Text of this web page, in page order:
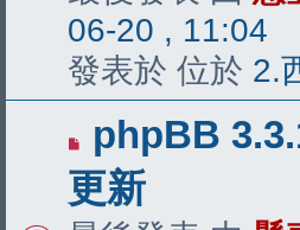
06-20 , 11:04
發表於 位於 2.
有
新
文
phpBB
更新